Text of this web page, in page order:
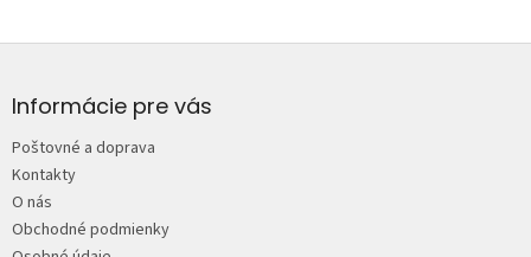
p
e
Informácie pre vás
Poštovné a doprava
Kontakty
O nás
Obchodné podmienky